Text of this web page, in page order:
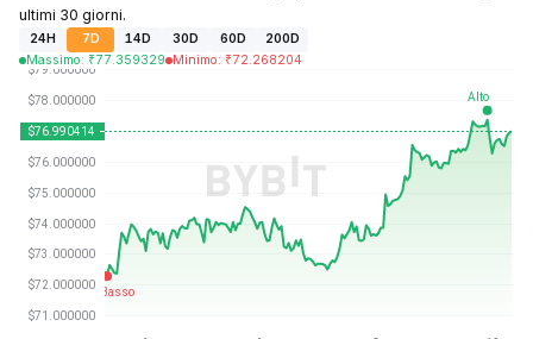
ultimi 30 giorni.
24H 7D 14D 30D 60D
200D
Massimo: ₹77.359329 Minimo: ₹72.268204
Ultimo aggiornamento: 2026-08-10, 07:46 GMT+0
Massimo storico